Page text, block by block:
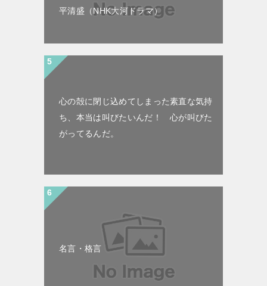
平清盛（NHK大河ドラマ）
心の殻に閉じ込めてしまった素直な気持
ち、本当は叫びたいんだ！ 心が叫びた
がってるんだ。
名言・格言